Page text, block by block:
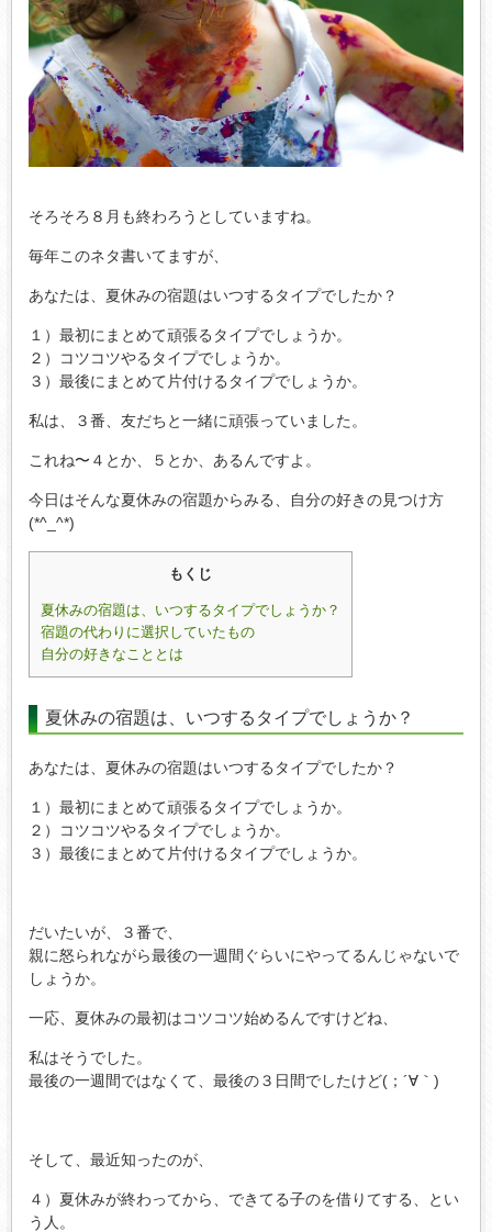
そろそろ８月も終わろうとしていますね。
毎年このネタ書いてますが、
あなたは、夏休みの宿題はいつするタイプでしたか？
１）最初にまとめて頑張るタイプでしょうか。
２）コツコツやるタイプでしょうか。
３）最後にまとめて片付けるタイプでしょうか。
私は、３番、友だちと一緒に頑張っていました。
これね〜４とか、５とか、あるんですよ。
今日はそんな夏休みの宿題からみる、自分の好きの見つけ方
(*^_^*)
もくじ
夏休みの宿題は、いつするタイプでしょうか？
宿題の代わりに選択していたもの
自分の好きなこととは
夏休みの宿題は、いつするタイプでしょうか？
あなたは、夏休みの宿題はいつするタイプでしたか？
１）最初にまとめて頑張るタイプでしょうか。
２）コツコツやるタイプでしょうか。
３）最後にまとめて片付けるタイプでしょうか。
だいたいが、３番で、
親に怒られながら最後の一週間ぐらいにやってるんじゃないで
しょうか。
一応、夏休みの最初はコツコツ始めるんですけどね、
私はそうでした。
最後の一週間ではなくて、最後の３日間でしたけど(；´∀｀)
そして、最近知ったのが、
４）夏休みが終わってから、できてる子のを借りてする、とい
う人。